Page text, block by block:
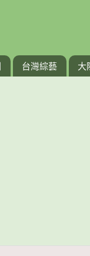
台灣綜藝 大